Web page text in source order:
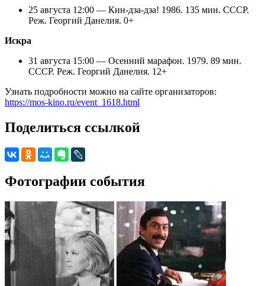
25 августа 12:00 — Кин-дза-дза! 1986. 135 мин. СССР.
Реж. Георгий Данелия. 0+
Искра
31 августа 15:00 — Осенний марафон. 1979. 89 мин.
СССР. Реж. Георгий Данелия. 12+
Узнать подробности можно на сайте организаторов:
https://mos-kino.ru/event_1618.html
Поделиться ссылкой
Фотографии события